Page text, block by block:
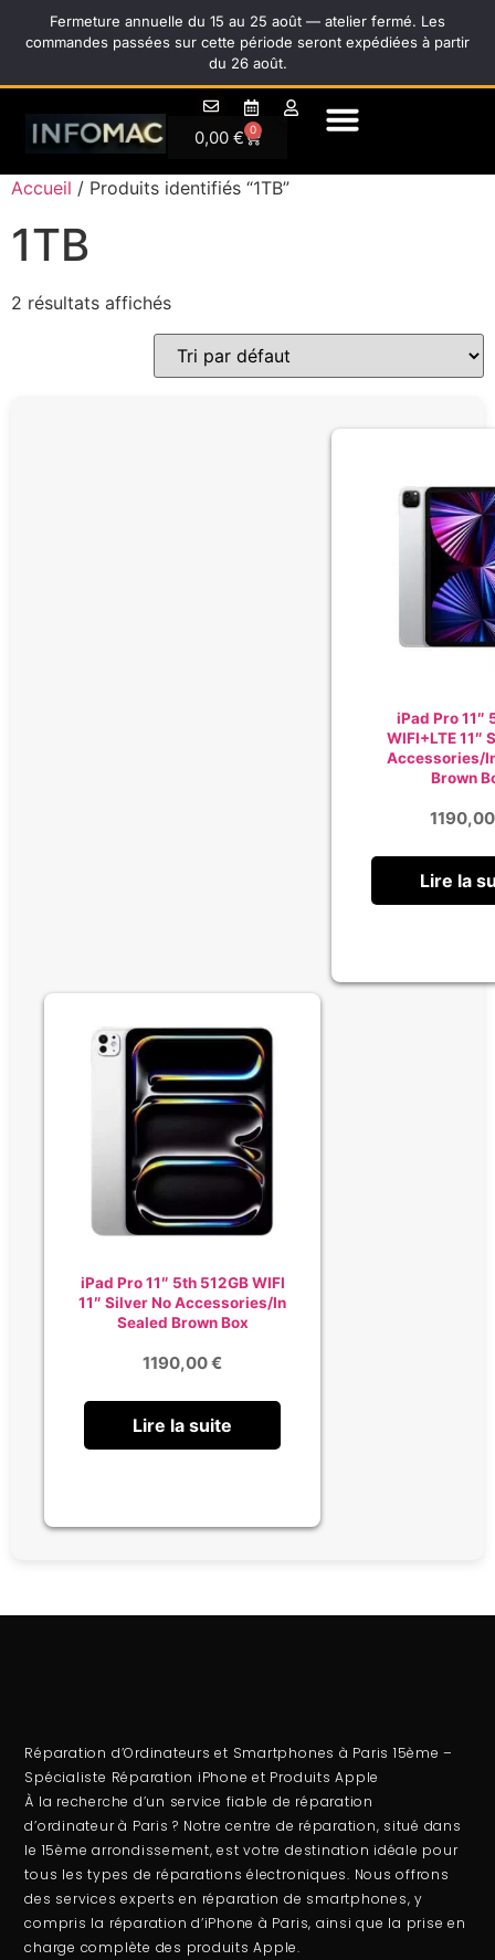
0,00 € 0
Accueil / Produits identifiés “1TB”
1TB
2 résultats affichés
iPad Pro 11″
WIFI+LTE 11″
Accessories/
Brown
Lire la
iPad Pro 11″ 5th 512GB WIFI
11″ Silver No Accessories/In
Sealed Brown Box
1190,00€
Lire la suite
Réparation d’Ordinateurs et Smartphones à Paris 15ème –
Spécialiste Réparation iPhone et Produits Apple
À la recherche d’un service fiable de réparation
d’ordinateurà Paris ? Notre centre de réparation, situé dans
le 15ème arrondissement, est votre destination idéale pour
tous les types de réparations électroniques. Nous offrons
des services experts en réparation de smartphones, y
compris la réparation d’iPhone à Paris, ainsi que la prise en
charge complète des produits Apple.